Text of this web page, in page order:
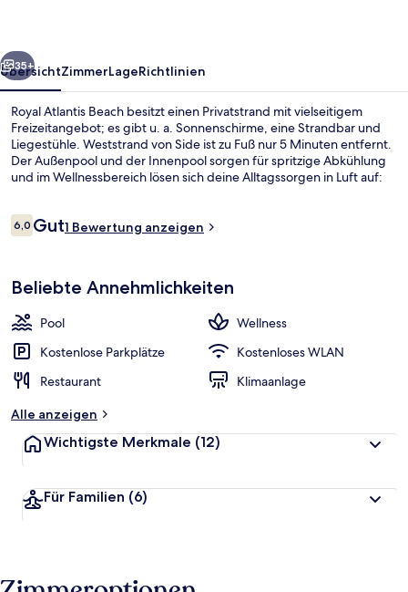
Weiter
35+
ÜbersichtZimmerLageRichtlinien
Royal Atlantis Beach besitzt einen Privatstrand mit vielseitigem
Freizeitangebot; es gibt u. a. Sonnenschirme, eine Strandbar und
Liegestühle. Weststrand von Side ist zu Fuß nur 5 Minuten entfernt.
Der Außenpool und der Innenpool sorgen für spritzige Abkühlung
und im Wellnessbereich lösen sich deine Alltagssorgen in Luft auf:
möchtest. Für kühle Getränke dagegen bist du in der Bar/Lounge
Bewertungen
6,06,0 von 10.
Gut1 Bewertung anzeigen
Beliebte Annehmlichkeiten
Pool
Wellness
Kostenlose Parkplätze
Kostenloses WLAN
Restaurant
Klimaanlage
Alle anzeigen
Wichtigste Merkmale (12)
Für Familien (6)